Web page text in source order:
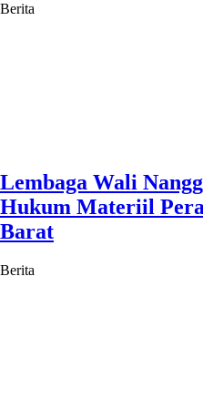
Berita
Lembaga Wali
Hukum Materiil
Barat
Berita